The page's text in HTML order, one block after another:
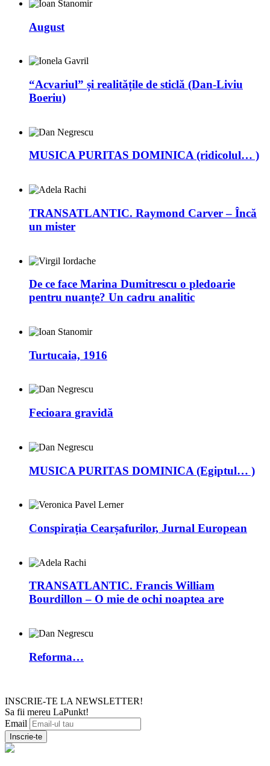
August
“Acvariul” și realitățile de sticlă (Dan-Liviu
Boeriu)
MUSICA PURITAS DOMINICA (ridicolul… )
TRANSATLANTIC. Raymond Carver – Încă
un mister
De ce face Marina Dumitrescu o pledoarie
pentru nuanțe? Un cadru analitic
Turtucaia, 1916
Fecioara gravidă
MUSICA PURITAS DOMINICA (Egiptul… )
Conspirația Cearșafurilor, Jurnal European
TRANSATLANTIC. Francis William
Bourdillon – O mie de ochi noaptea are
Reforma…
INSCRIE-TE LA NEWSLETTER!
Sa fii mereu LaPunkt!
Email